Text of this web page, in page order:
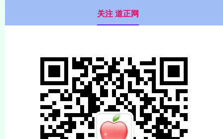
关注 道正网